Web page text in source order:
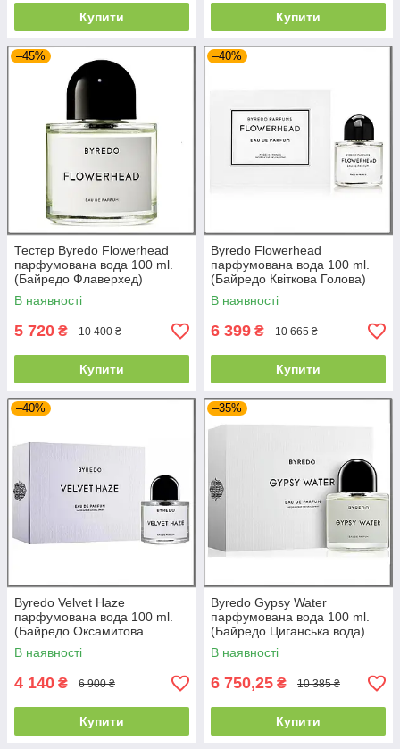
Купити Купити
–45%
Тестер Byredo Flowerhead
парфумована вода 100 ml.
(Байредо Флаверхед)
В наявності
5 720 ₴ 10 400 ₴
Купити
–40%
Byredo Flowerhead
парфумована вода 100 ml.
(Байредо Квіткова Голова)
В наявності
6 399 ₴ 10 665 ₴
Купити
–40%
Byredo Velvet Haze
парфумована вода 100 ml.
(Байредо Оксамитова
серпанок)
В наявності
4 140 ₴ 6 900 ₴
Купити
–35%
Byredo Gypsy Water
парфумована вода 100 ml.
(Байредо Циганська вода)
В наявності
6 750,25 ₴ 10 385 ₴
Купити